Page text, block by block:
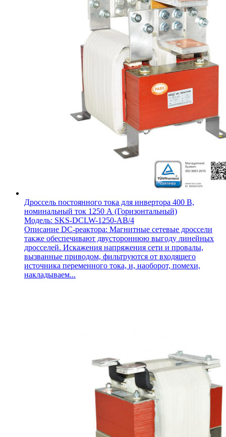
Дроссель постоянного тока для инвертора 400 В,
номинальный ток 1250 А (Горизонтальный)
Модель: SKS-DCLW-1250-AB/4
Описание DC-реактора: Магнитные сетевые дроссели
также обеспечивают двустороннюю выгоду линейных
дросселей. Искажения напряжения сети и провалы,
вызванные приводом, фильтруются от входящего
источника переменного тока, и, наоборот, помехи,
накладываем...